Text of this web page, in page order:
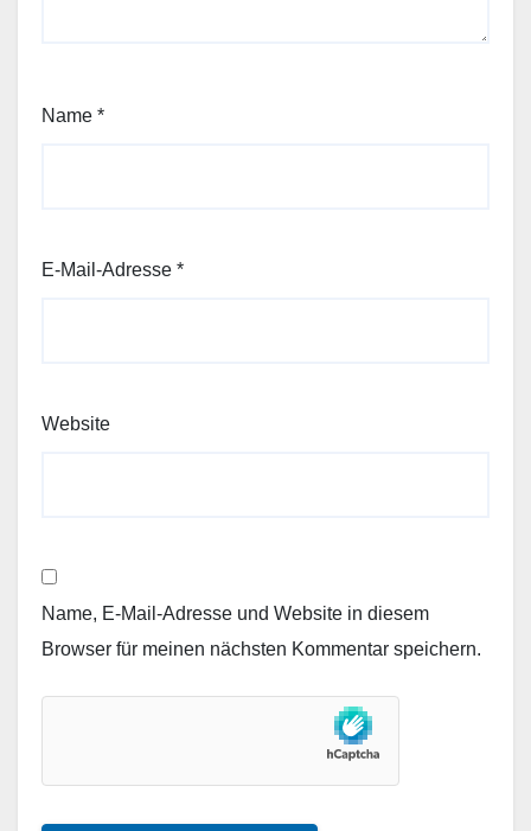
Name *
E-Mail-Adresse *
Website
Name, E-Mail-Adresse und Website in diesem
Browser für meinen nächsten Kommentar speichern.